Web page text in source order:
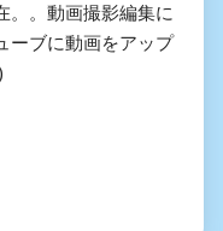
。。動画撮影編集に
ーブに動画をアップ